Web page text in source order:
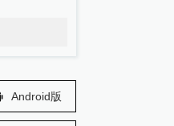
Android版